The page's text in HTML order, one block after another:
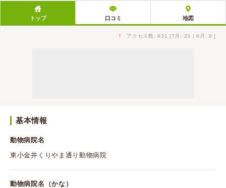
トップ 口コミ 地図
↑ アクセス数: 831 [7月: 23 | 6月: 9 ]
基本情報
動物病院名
東小金井くりやま通り動物病院
動物病院名（かな）